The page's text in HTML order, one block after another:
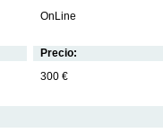
OnLine
Precio:
300 €